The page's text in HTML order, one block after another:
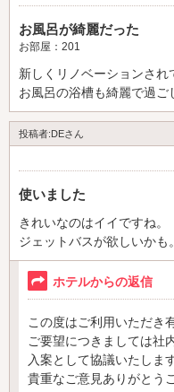
お風呂が綺麗だった
お部屋：201
新しくリノベーションされ
お風呂の浴槽も綺麗で過ご
投稿者:DEさん
使いました
きれいなのはイイですね。
ジェットバスが欲しいかも。
ホテルからの返信
この度はご利用いただき
ご要望につきましては社
入案として協議いたします
貴重なご意見ありがとう